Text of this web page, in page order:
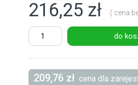
216,25 zł ( cena
do
209,76 zł cena dla